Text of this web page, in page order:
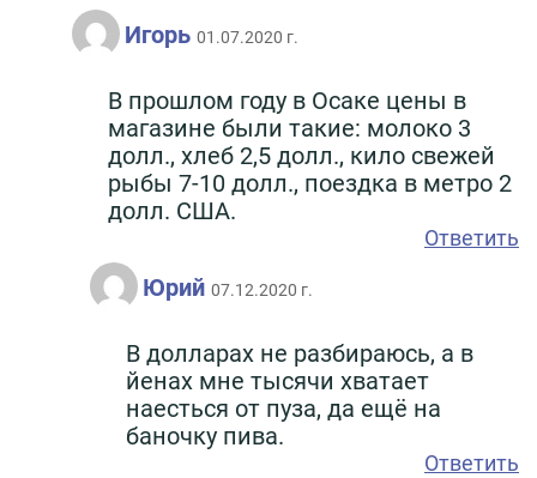
Игорь 01.07.2020 г.
В прошлом году в Осаке цены в
магазине были такие: молоко 3
долл., хлеб 2,5 долл., кило свежей
рыбы 7-10 долл., поездка в метро 2
долл. США.
Ответить
Юрий 07.12.2020 г.
В долларах не разбираюсь, а в
йенах мне тысячи хватает
наесться от пуза, да ещё на
баночку пива.
Ответить